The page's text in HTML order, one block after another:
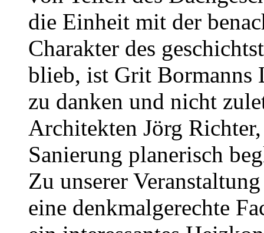
die Einheit mit der
Charakter des
blieb, ist Grit Bormanns
zu danken und nicht
Architekten Jörg
Sanierung planerisch
Zu unserer
eine denkmalgerechte